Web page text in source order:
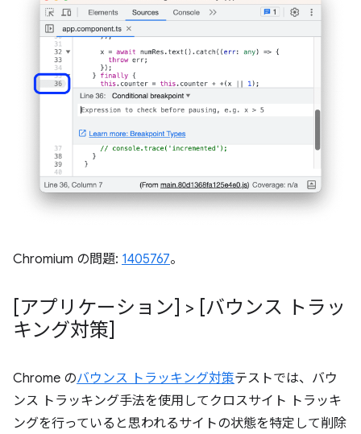
Chromium の問題: 1405767。
[アプリケーション] > [バウンス トラッ
キング対策]
Chrome のバウンス トラッキング対策テストでは、バウ
ンス トラッキング手法を使用してクロスサイト トラッキ
ングを行っていると思われるサイトの状態を特定して削除